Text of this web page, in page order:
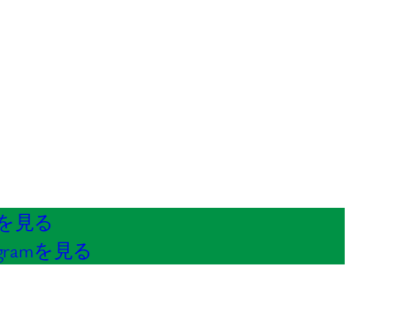
見る
を見る